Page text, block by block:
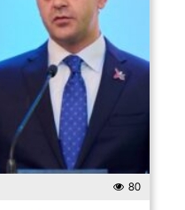
80